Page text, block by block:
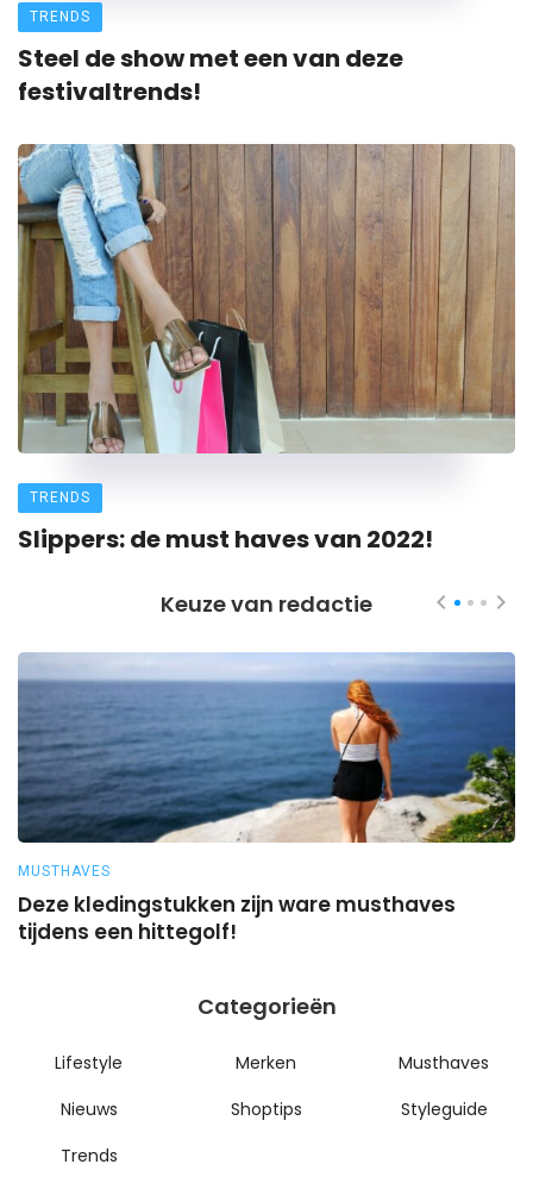
TRENDS
Steel de show met een van deze
festivaltrends!
TRENDS
Slippers: de must haves van 2022!
Keuze van redactie
MUSTHAVES
Deze kledingstukken zijn ware musthaves
tijdens een hittegolf!
Categorieën
Lifestyle Merken
Musthaves
Nieuws
Shoptips
Styleguide
Trends